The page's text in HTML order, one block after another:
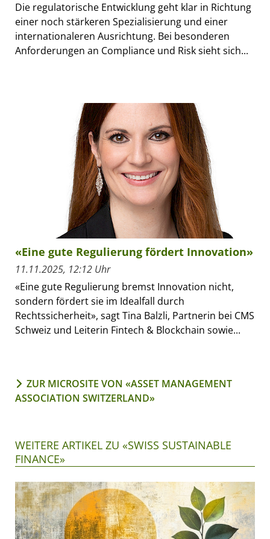
Die regulatorische Entwicklung geht klar in Richtung
einer noch stärkeren Spezialisierung und einer
internationaleren Ausrichtung. Bei besonderen
Anforderungen an Compliance und Risk sieht sich...
«Eine gute Regulierung fördert Innovation»
11.11.2025, 12:12 Uhr
«Eine gute Regulierung bremst Innovation nicht,
sondern fördert sie im Idealfall durch
Rechtssicherheit», sagt Tina Balzli, Partnerin bei CMS
Schweiz und Leiterin Fintech & Blockchain sowie...
ZUR MICROSITE VON «ASSET MANAGEMENT
ASSOCIATION SWITZERLAND»
WEITERE ARTIKEL ZU «SWISS SUSTAINABLE
FINANCE»